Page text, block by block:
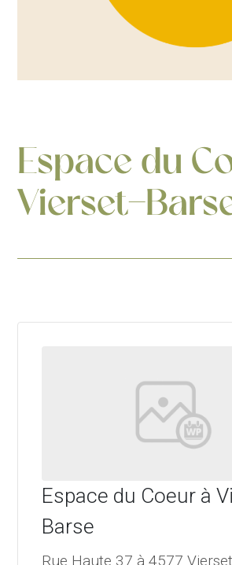
Espace du
Vierset-
Espace du Coeur à
Barse
Rue Haute 37 à 4577